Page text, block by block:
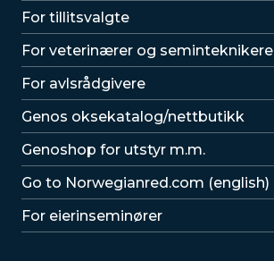
For tillitsvalgte
For veterinærer og seminteknikere
For avlsrådgivere
Lenker
Genos oksekatalog/nettbutikk
Genoshop for utstyr m.m.
Go to Norwegianred.com (english)
For eierinseminører